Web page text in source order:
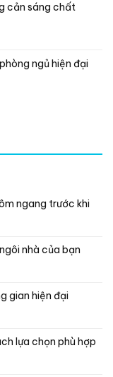
₫.
cản sáng chất
ngủ hiện đại
ngang trước khi
nhà của bạn
gian hiện đại
lựa chọn phù hợp